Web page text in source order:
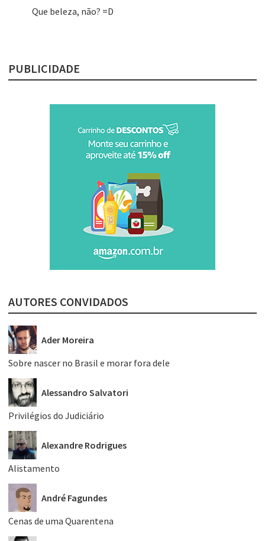
Que beleza, não? =D
PUBLICIDADE
AUTORES CONVIDADOS
Ader Moreira
Sobre nascer no Brasil e morar fora dele
Alessandro Salvatori
Privilégios do Judiciário
Alexandre Rodrigues
Alistamento
André Fagundes
Cenas de uma Quarentena